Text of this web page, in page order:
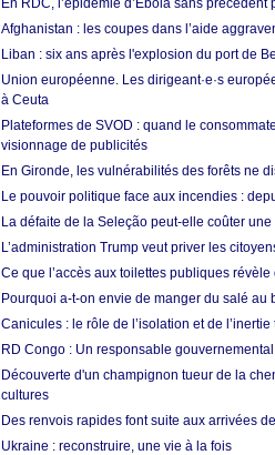
En RDC, l’épidémie d’Ebola sans
Afghanistan : les coupes dans l’aide
Liban : six ans après l'explosion du port de
Union européenne. Les dirigeant·e·s
à Ceuta
Plateformes de SVOD : quand le
visionnage de publicités
En Gironde, les vulnérabilités des forêts ne
Le pouvoir politique face aux incendies :
La défaite de la Seleção peut-elle coûter
L’administration Trump veut priver les
Ce que l’accès aux toilettes publiques
Pourquoi a-t-on envie de manger du salé au
Canicules : le rôle de l’isolation et de
RD Congo : Un responsable
Découverte d'un champignon tueur de la
cultures
Des renvois rapides font suite aux arrivées
Ukraine : reconstruire, une vie à la fois